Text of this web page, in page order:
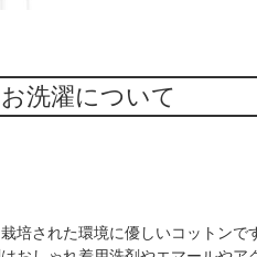
洗濯について
培された環境に優しいコットン